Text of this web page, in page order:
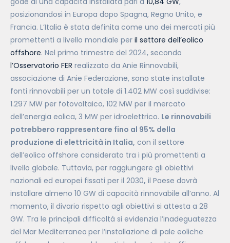
posizionandosi in Europa dopo Spagna, Regno Unito, e
Francia. L’Italia è stata definita come uno dei mercati più
promettenti a livello mondiale per il settore dell’eolico
offshore. Nel primo trimestre del 2024, secondo
l’Osservatorio FER realizzato da Anie Rinnovabili,
associazione di Anie Federazione, sono state installate
fonti rinnovabili per un totale di 1.402 MW così suddivise:
1.297 MW per fotovoltaico, 102 MW per il mercato
dell’energia eolica, 3 MW per idroelettrico. Le rinnovabili
potrebbero rappresentare fino al 95% della
produzione di elettricità in Italia, con il settore
dell’eolico offshore considerato tra i più promettenti a
livello globale. Tuttavia, per raggiungere gli obiettivi
nazionali ed europei fissati per il 2030, il Paese dovrà
installare almeno 10 GW di capacità rinnovabile all’anno. Al
momento, il divario rispetto agli obiettivi si attesta a 28
GW. Tra le principali difficoltà si evidenzia l’inadeguatezza
del Mar Mediterraneo per l’installazione di pale eoliche